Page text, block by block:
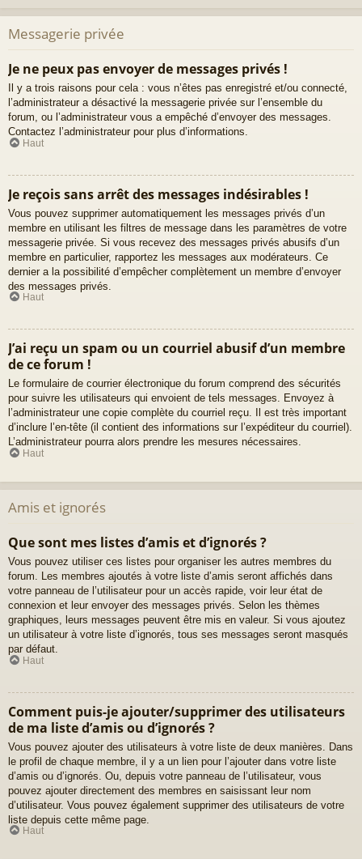
Messagerie privée
Je ne peux pas envoyer de messages privés !
Il y a trois raisons pour cela : vous n’êtes pas enregistré et/ou connecté,
l’administrateur a désactivé la messagerie privée sur l’ensemble du
forum, ou l’administrateur vous a empêché d’envoyer des messages.
Contactez l’administrateur pour plus d’informations.
Haut
Je reçois sans arrêt des messages indésirables !
Vous pouvez supprimer automatiquement les messages privés d’un
membre en utilisant les filtres de message dans les paramètres de votre
messagerie privée. Si vous recevez des messages privés abusifs d’un
membre en particulier, rapportez les messages aux modérateurs. Ce
dernier a la possibilité d’empêcher complètement un membre d’envoyer
des messages privés.
Haut
J’ai reçu un spam ou un courriel abusif d’un membre
de ce forum !
Le formulaire de courrier électronique du forum comprend des sécurités
pour suivre les utilisateurs qui envoient de tels messages. Envoyez à
l’administrateur une copie complète du courriel reçu. Il est très important
d’inclure l’en-tête (il contient des informations sur l’expéditeur du courriel).
L’administrateur pourra alors prendre les mesures nécessaires.
Haut
Amis et ignorés
Que sont mes listes d’amis et d’ignorés ?
Vous pouvez utiliser ces listes pour organiser les autres membres du
forum. Les membres ajoutés à votre liste d’amis seront affichés dans
votre panneau de l’utilisateur pour un accès rapide, voir leur état de
connexion et leur envoyer des messages privés. Selon les thèmes
graphiques, leurs messages peuvent être mis en valeur. Si vous ajoutez
un utilisateur à votre liste d’ignorés, tous ses messages seront masqués
par défaut.
Haut
Comment puis-je ajouter/supprimer des utilisateurs
de ma liste d’amis ou d’ignorés ?
Vous pouvez ajouter des utilisateurs à votre liste de deux manières. Dans
le profil de chaque membre, il y a un lien pour l’ajouter dans votre liste
d’amis ou d’ignorés. Ou, depuis votre panneau de l’utilisateur, vous
pouvez ajouter directement des membres en saisissant leur nom
d’utilisateur. Vous pouvez également supprimer des utilisateurs de votre
liste depuis cette même page.
Haut